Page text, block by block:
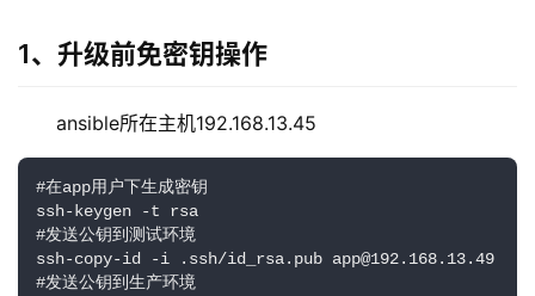
1、升级前免密钥操作
ansible所在主机192.168.13.45
#在app用户下生成密钥
ssh-keygen -t rsa
#发送公钥到测试环境
ssh-copy-id -i .ssh/id_rsa.pub app@192.168.13.49
#发送公钥到生产环境